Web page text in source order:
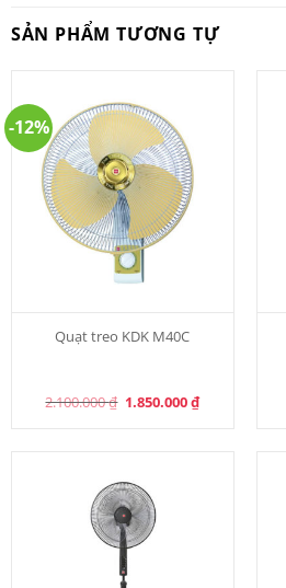
SẢN PHẨM TƯƠNG TỰ
-12%
Quạt treo KDK M40C
2.100.000₫ Original
1.850.000₫Current